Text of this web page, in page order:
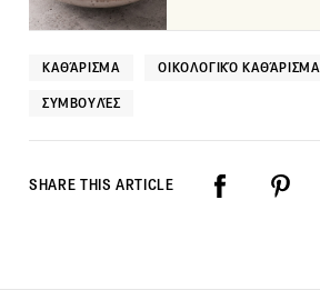
ΚΑΘΆΡΙΣΜΑ ΟΙΚΟΛΟΓΙΚΌ ΚΑΘΆΡΙΣΜΑ
ΣΥΜΒΟΥΛΈΣ
SHARE THIS ARTICLE